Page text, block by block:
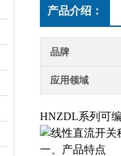
产品介绍：
品牌
应用领域
HNZDL系列可
一、产品特点